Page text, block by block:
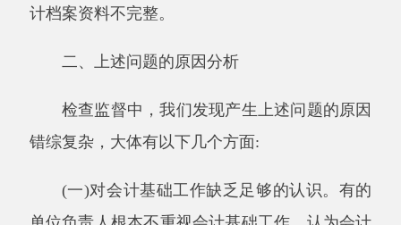
家”，工作只凭感觉和经验，搞不清科目、账簿
有一定的业务水平，但长期忽视学习新的业务知
识和会计法规，缺乏学习的自觉性，使其业务素
质停滞不前。此外，还有的会计人员尽管掌握一
德，不认真执行制度，不按规定去做，直接造成
了会计核算工作的不规范。